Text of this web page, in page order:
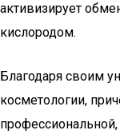
активизирует
кислородом.
Благодаря своим
косметологии,